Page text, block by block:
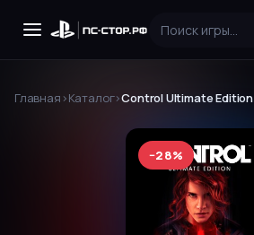
Главная›Каталог›Control Ultimate Edition
−28%